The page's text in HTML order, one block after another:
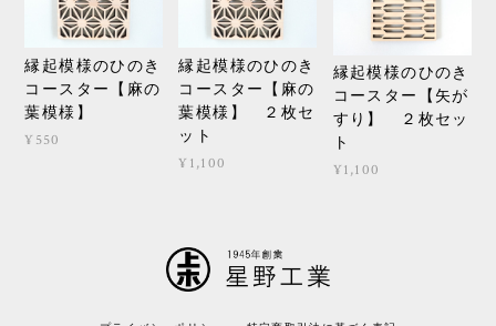
縁起模様のひのき
コースター【麻の
葉模様】
¥550
縁起模様のひのき
コースター【麻の
葉模様】 ２枚セ
ット
¥1,100
縁起模様のひのき
コースター【矢が
すり】 ２枚セッ
ト
¥1,100